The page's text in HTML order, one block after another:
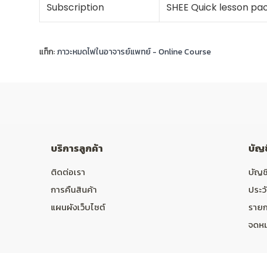
Subscription SHEE Quick lesson
แท็ก:ภาวะหมดไฟในอาจารย์แพทย์ - Online Course
บริการลูกค้า
ติดต่อเรา
การคืนสินค้า
แผนผังเว็บไซต์
บัญ
บัญ
ประ
ราย
จดห